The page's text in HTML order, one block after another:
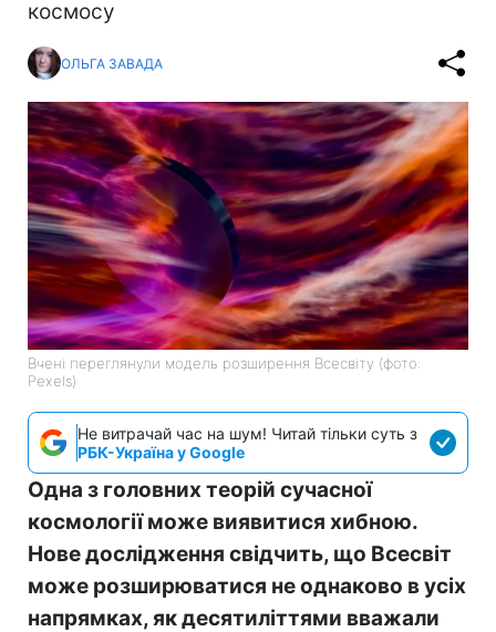
космосу
ОЛЬГА ЗАВАДА
Вчені переглянули модель розширення Всесвіту (фото:
Pexels)
Не витрачай час на шум! Читай тільки суть з
РБК-Україна у Google
Одна з головних теорій сучасної
космології може виявитися хибною.
Нове дослідження свідчить, що Всесвіт
може розширюватися не однаково в усіх
напрямках, як десятиліттями вважали